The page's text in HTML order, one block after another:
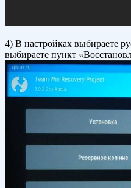
4) В настройках выбираете
выбираете пункт